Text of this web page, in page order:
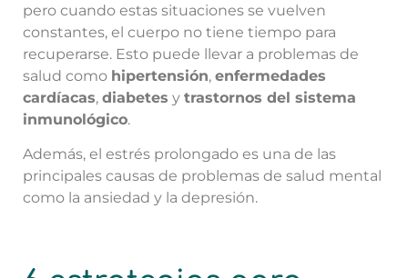
pero cuando estas situaciones se vuelven
constantes, el cuerpo no tiene tiempo para
recuperarse. Esto puede llevar a problemas de
salud como hipertensión, enfermedades
cardíacas, diabetes y trastornos del sistema
inmunológico.
Además, el estrés prolongado es una de las
principales causas de problemas de salud mental
como la ansiedad y la depresión.